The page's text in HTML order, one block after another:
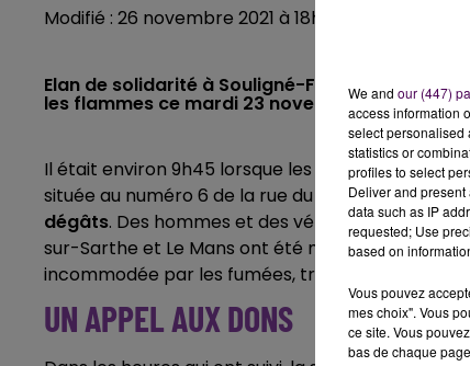
Modifié : 26 novembre 2021 à 18h16 par Emilien
Elan de solidarité à Souligné-Flacé : pour
les flammes ce mardi 23 novembre, la mairie
Il était environ 9h45 lorsque les pompiers sont
située au numéro 6 de la rue du Portail, ce
dégâts. Des hommes et des véhicules des
sur-Sarthe et Le Mans ont été mobilisés pour
incommodée par les fumées, transportée jusqu'à
UN APPEL AUX DONS
We and our (447)
access information
select personalised
statistics or
profiles to select
Deliver and
data such as IP
requested; Use
based on
Vous pouvez
mes choix". Vous
ce site. Vous
bas de chaque